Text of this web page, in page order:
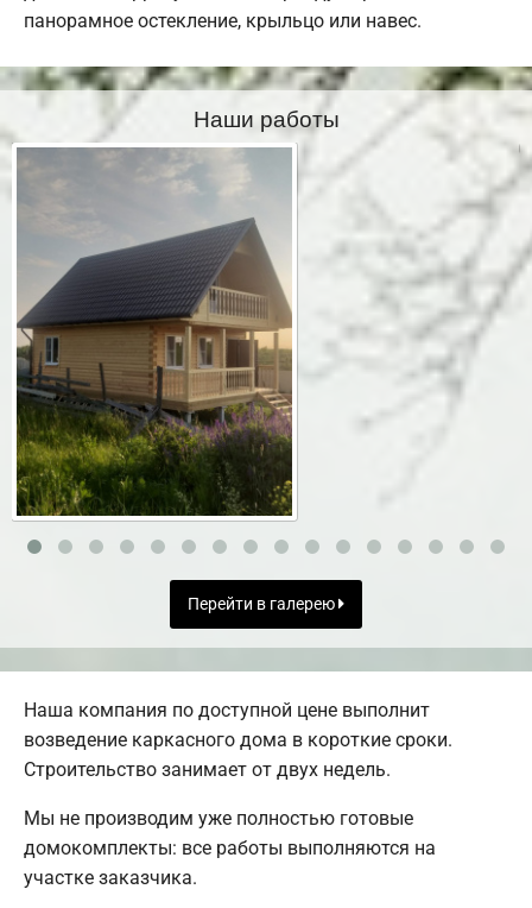
панорамное остекление, крыльцо или навес.
Наши работы
Перейти в галерею
Наша компания по доступной цене выполнит
возведение каркасного дома в короткие сроки.
Строительство занимает от двух недель.
Мы не производим уже полностью готовые
домокомплекты: все работы выполняются на
участке заказчика.